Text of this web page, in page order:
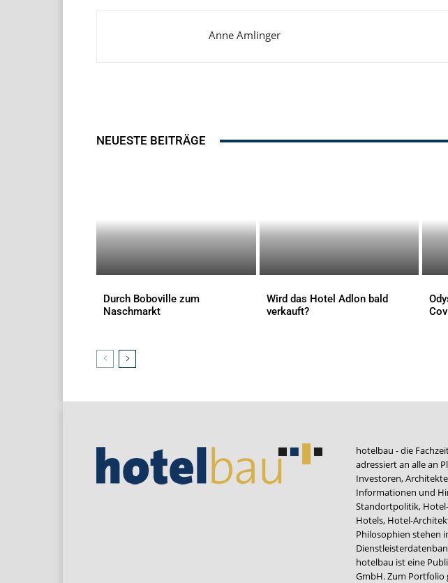
Anne Amlinger
NEUESTE BEITRÄGE
Durch Boboville zum
Naschmarkt
Wird das Hotel Adlon bald
verkauft?
hotelbau - die
adressiert an alle an
Investoren,
Informationen und
Standortpolitik,
Hotels, Hotel-
Philosophien stehen
hotelbau ist eine
GmbH. Zum Portfolio